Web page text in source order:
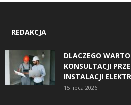
REDAKCJA
DLACZEGO
KONSULTACJI
INSTALACJI
15 lipca 2026